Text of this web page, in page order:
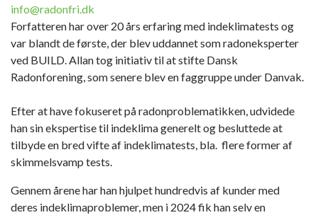
info@radonfri.dk
Forfatteren har over 20 års erfaring med indeklimatests og
var blandt de første, der blev uddannet som radoneksperter
ved BUILD. Allan tog initiativ til at stifte Dansk
Radonforening, som senere blev en faggruppe under Danvak.
Efter at have fokuseret på radonproblematikken, udvidede
han sin ekspertise til indeklima generelt og besluttede at
tilbyde en bred vifte af indeklimatests, bla. flere former af
skimmelsvamp tests.
Gennem årene har han hjulpet hundredvis af kunder med
deres indeklimaproblemer, men i 2024 fik han selv en